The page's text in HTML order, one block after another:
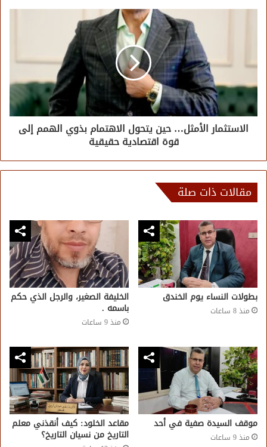
الاستثمار الأمثل… حين يتحول الاهتمام بذوي الهمم إلى
قوة اقتصادية حقيقية
مقالات ذات صلة
بطولات النساء يوم الخندق
منذ 8 ساعات
الخليفة الصغير، والرجل الذي حكم
باسمه .
منذ 9 ساعات
موقف السيدة صفية في أحد
منذ 9 ساعات
مقاعد الخلود: كيف أنقذني معلم
التاريخ من نسيان التاريخ؟